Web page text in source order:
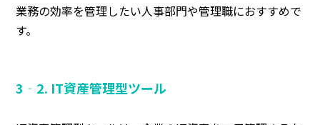
業務の効率を管理したい人事部門や管理職におすすめで
す。
3‐2. IT資産管理型ツール